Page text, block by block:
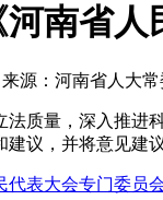
南省
：河南省人大常
量，深入推进科
议，并将意见建
代表大会专门委员